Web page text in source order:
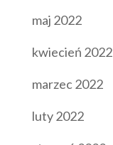
maj 2022
kwiecień 2022
marzec 2022
luty 2022